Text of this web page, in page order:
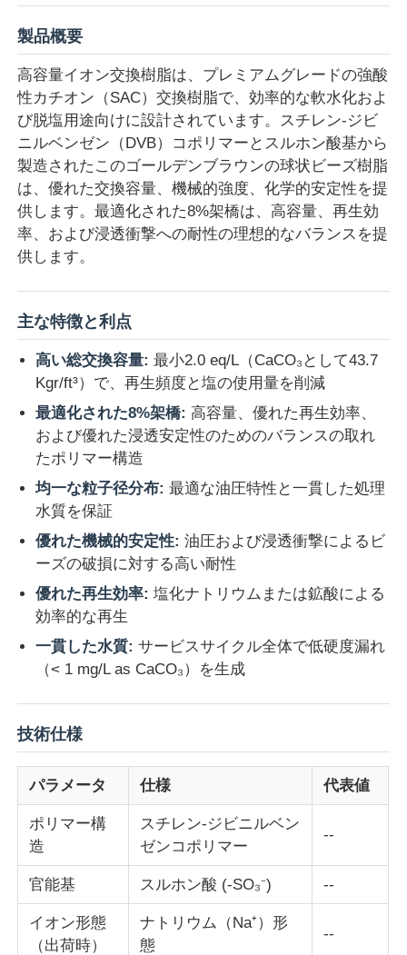
ホーム
製品
ビデオ
企業情報
会社案内
ニュース
すべての場合
過硫酸塩
製品概要
高容量イオン交換樹脂は、プレミアムグレードの強酸
性カチオン（SAC）交換樹脂で、効率的な軟水化およ
び脱塩用途向けに設計されています。スチレン-ジビ
ニルベンゼン（DVB）コポリマーとスルホン酸基から
製造されたこのゴールデンブラウンの球状ビーズ樹脂
は、優れた交換容量、機械的強度、化学的安定性を提
供します。最適化された8%架橋は、高容量、再生効
率、および浸透衝撃への耐性の理想的なバランスを提
供します。
主な特徴と利点
高い総交換容量: 最小2.0 eq/L（CaCO₃として43.7
Kgr/ft³）で、再生頻度と塩の使用量を削減
最適化された8%架橋: 高容量、優れた再生効率、
および優れた浸透安定性のためのバランスの取れ
たポリマー構造
均一な粒子径分布: 最適な油圧特性と一貫した処理
水質を保証
優れた機械的安定性: 油圧および浸透衝撃によるビ
ーズの破損に対する高い耐性
優れた再生効率: 塩化ナトリウムまたは鉱酸による
効率的な再生
一貫した水質: サービスサイクル全体で低硬度漏れ
（< 1 mg/L as CaCO₃）を生成
技術仕様
パラメータ 仕様 代表値
ポリマー構
造
スチレン-ジビニルベン
ゼンコポリマー
--
官能基 スルホン酸 (-SO₃⁻) --
イオン形態
（出荷時）
ナトリウム（Na⁺）形
態
--